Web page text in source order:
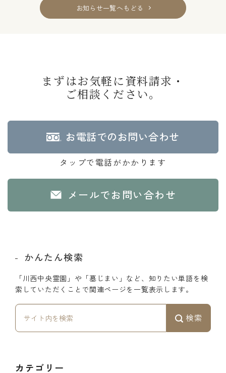
お知らせ一覧へもどる
まずはお気軽に資料請求・
ご相談ください。
お電話でのお問い合わせ
タップで電話がかかります
メールでお問い合わせ
かんたん検索
「川西中央霊園」や「墓じまい」など、知りたい単語を検
索していただくことで関連ページを一覧表示します。
検索
カテゴリー